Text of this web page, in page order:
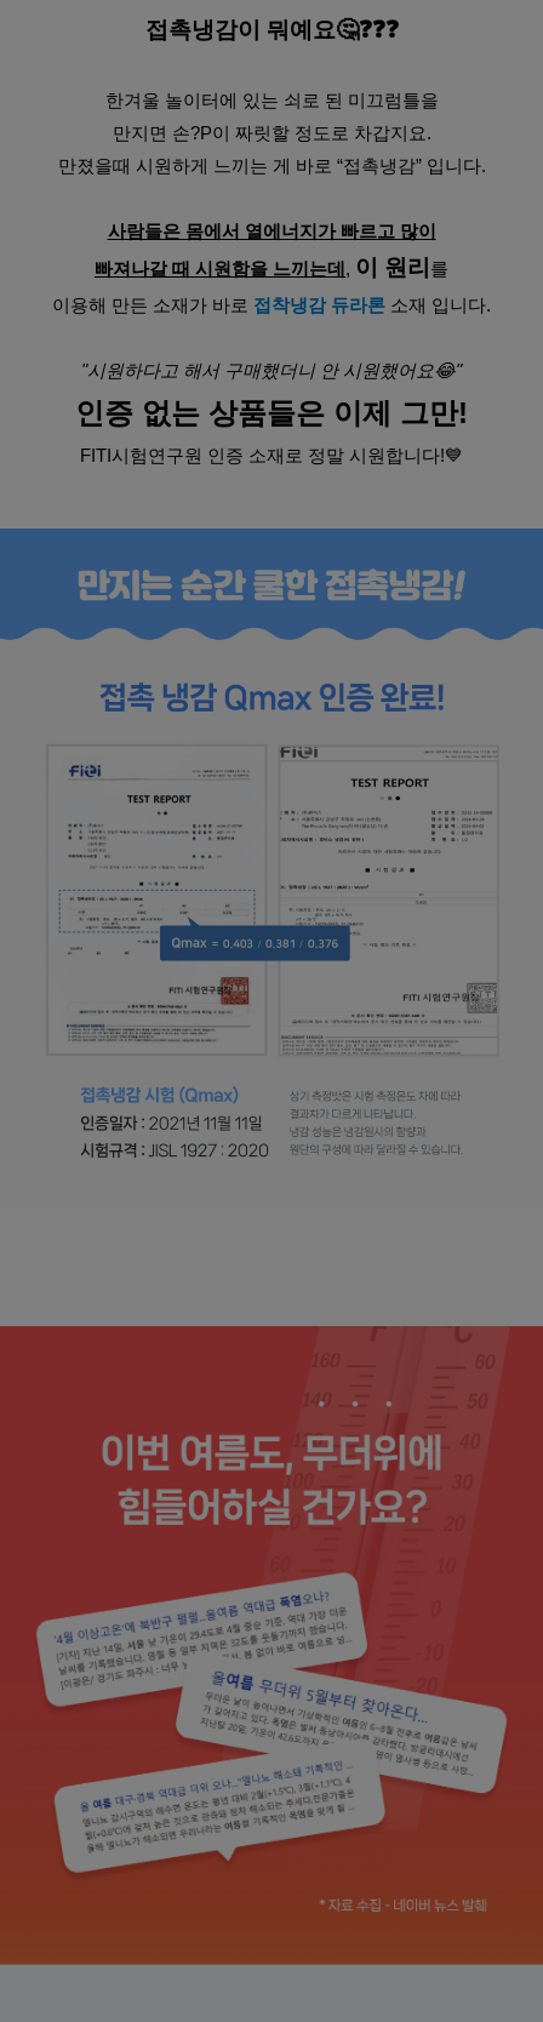
접촉냉감이 뭐예요🤔❓❓❓
한겨울 놀이터에 있는 쇠로 된 미끄럼틀을
만지면 손?P이 짜릿할 정도로 차갑지요.
만졌을때 시원하게 느끼는 게 바로 “접촉냉감” 입니다.
사람들은 몸에서 열에너지가 빠르고 많이
빠져나갈 때 시원함을 느끼는데 , 이 원리 를
이용해 만든 소재가 바로 접착냉감 듀라론 소재 입니다.
"시원하다고 해서 구매했더니 안 시원했어요😂"
인증 없는 상품들은 이제 그만!
FITI시험연구원 인증 소재로 정말 시원합니다!💙